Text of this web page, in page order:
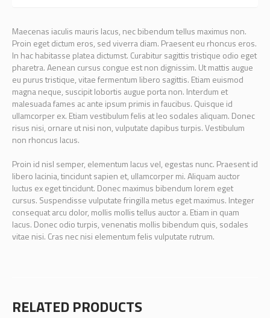
Maecenas iaculis mauris lacus, nec bibendum tellus maximus non.
Proin eget dictum eros, sed viverra diam. Praesent eu rhoncus eros.
In hac habitasse platea dictumst. Curabitur sagittis tristique odio eget
pharetra. Aenean cursus congue est non dignissim. Ut mattis augue
eu purus tristique, vitae fermentum libero sagittis. Etiam euismod
magna neque, suscipit lobortis augue porta non. Interdum et
malesuada fames ac ante ipsum primis in faucibus. Quisque id
ullamcorper ex. Etiam vestibulum felis at leo sodales aliquam. Donec
risus nisi, ornare ut nisi non, vulputate dapibus turpis. Vestibulum
non rhoncus lacus.
Proin id nisl semper, elementum lacus vel, egestas nunc. Praesent id
libero lacinia, tincidunt sapien et, ullamcorper mi. Aliquam auctor
luctus ex eget tincidunt. Donec maximus bibendum lorem eget
cursus. Suspendisse vulputate fringilla metus eget maximus. Integer
consequat arcu dolor, mollis mollis tellus auctor a. Etiam in quam
lacus. Donec odio turpis, venenatis mollis bibendum quis, sodales
vitae nisi. Cras nec nisi elementum felis vulputate rutrum.
RELATED PRODUCTS